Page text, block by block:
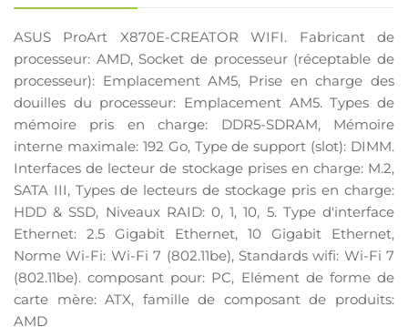
ASUS ProArt X870E-CREATOR WIFI. Fabricant de
processeur: AMD, Socket de processeur (réceptable de
processeur): Emplacement AM5, Prise en charge des
douilles du processeur: Emplacement AM5. Types de
mémoire pris en charge: DDR5-SDRAM, Mémoire
interne maximale: 192 Go, Type de support (slot): DIMM.
Interfaces de lecteur de stockage prises en charge: M.2,
SATA III, Types de lecteurs de stockage pris en charge:
HDD & SSD, Niveaux RAID: 0, 1, 10, 5. Type d'interface
Ethernet: 2.5 Gigabit Ethernet, 10 Gigabit Ethernet,
Norme Wi-Fi: Wi-Fi 7 (802.11be), Standards wifi: Wi-Fi 7
(802.11be). composant pour: PC, Elément de forme de
carte mère: ATX, famille de composant de produits:
AMD